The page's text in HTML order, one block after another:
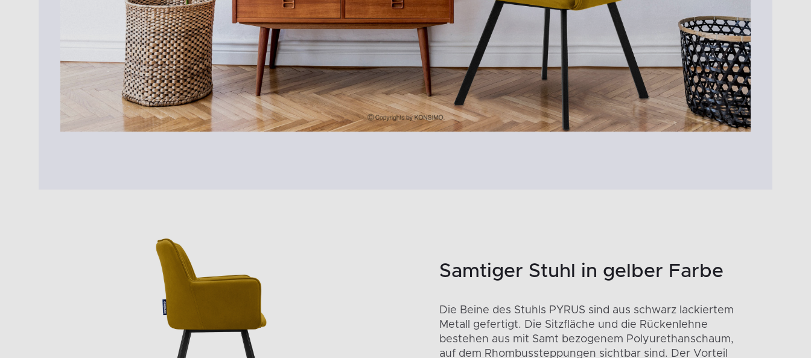
Samtiger Stuhl in gelber Farbe
Die Beine des Stuhls PYRUS sind aus schwarz lackiertem
Metall gefertigt. Die Sitzfläche und die Rückenlehne
bestehen aus mit Samt bezogenem Polyurethanschaum,
auf dem Rhombussteppungen sichtbar sind. Der Vorteil